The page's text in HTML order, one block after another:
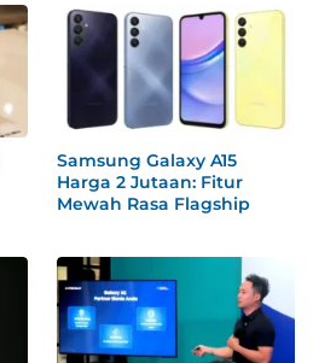
Samsung Galaxy A15
Harga 2 Jutaan: Fitur
Mewah Rasa Flagship